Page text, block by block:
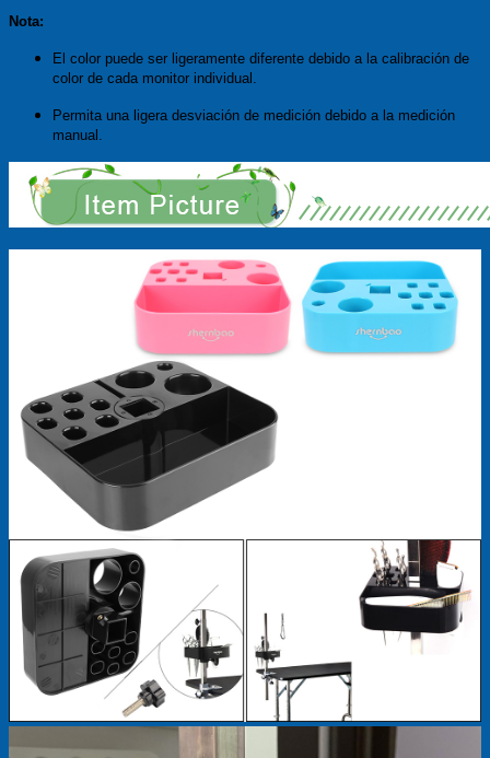
Nota:
El color puede ser ligeramente diferente debido a la calibración de
color de cada monitor individual.
Permita una ligera desviación de medición debido a la medición
manual.